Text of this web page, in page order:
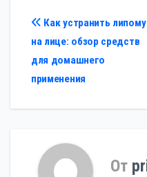
Навигация
по
записям
Как устранить липому
на лице: обзор средств
для домашнего
применения
От